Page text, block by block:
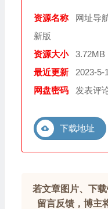
资源名称
网址导
新版
资源大小
3.72MB
最近更新
2023-5-
网盘密码
发表评
下载地址
若文章图片、下
留言反馈，博主